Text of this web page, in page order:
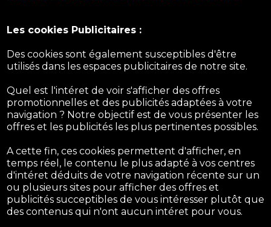
Les cookies Publicitaires :
Des cookies sont également susceptibles d'être
utilisés dans les espaces publicitaires de notre site.
Quel est l'intéret de voir s'afficher des offres
promotionnelles et des publicités adaptées à votre
navigation ? Notre objectif est de vous présenter les
offres et les publicités les plus pertinentes possibles.
A cette fin, ces cookies permettent d'afficher, en
temps réel, le contenu le plus adapté à vos centres
d'intéret déduits de votre navigation récente sur un
ou plusieurs sites pour afficher des offres et
publicités succeptibles de vous intéresser plutôt que
des contenus qui n'ont aucun intéret pour vous.